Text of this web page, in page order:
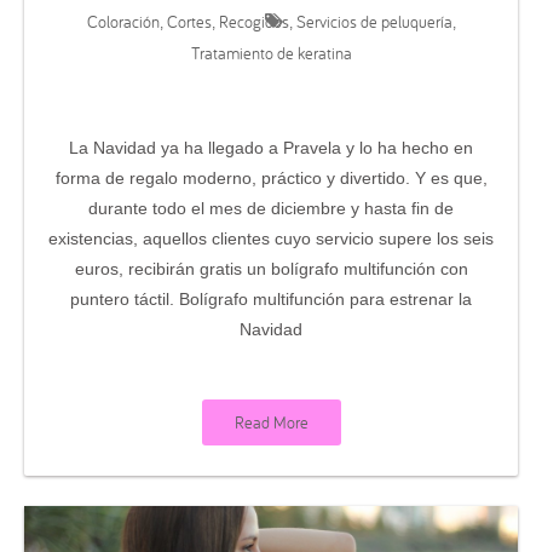
Coloración, Cortes, Recogidos, Servicios de peluquería,
Tratamiento de keratina
La Navidad ya ha llegado a Pravela y lo ha hecho en
forma de regalo moderno, práctico y divertido. Y es que,
durante todo el mes de diciembre y hasta fin de
existencias, aquellos clientes cuyo servicio supere los seis
euros, recibirán gratis un bolígrafo multifunción con
puntero táctil. Bolígrafo multifunción para estrenar la
Navidad
Read More